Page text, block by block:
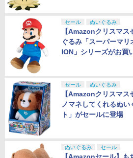
セール ぬいぐるみ
【Amazonクリスマ
ぐるみ「スーパーマ
ION」シリーズがお買
セール ぬいぐるみ
【Amazonクリスマ
ノマネしてくれるぬ
ト」がセールに登場
ぬいぐるみ セール